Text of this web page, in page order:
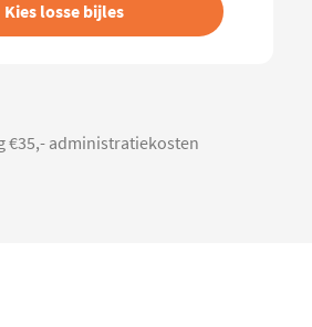
Kies losse bijles
€35,- administratiekosten